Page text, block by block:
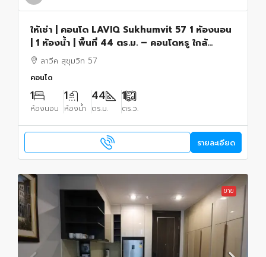
ให้เช่า | คอนโด LAVIQ Sukhumvit 57 1 ห้องนอน
| 1 ห้องน้ำ | พื้นที่ 44 ตร.ม. – คอนโดหรู ใกล้
รถไฟฟ้า BTS ทองหล่อ
ลาวีค สุขุมวิท 57
คอนโด
1
ห้องนอน
1
ห้องน้ำ
44
ตร.ม.
1
ตร.ว.
รายละเอียด
ขาย